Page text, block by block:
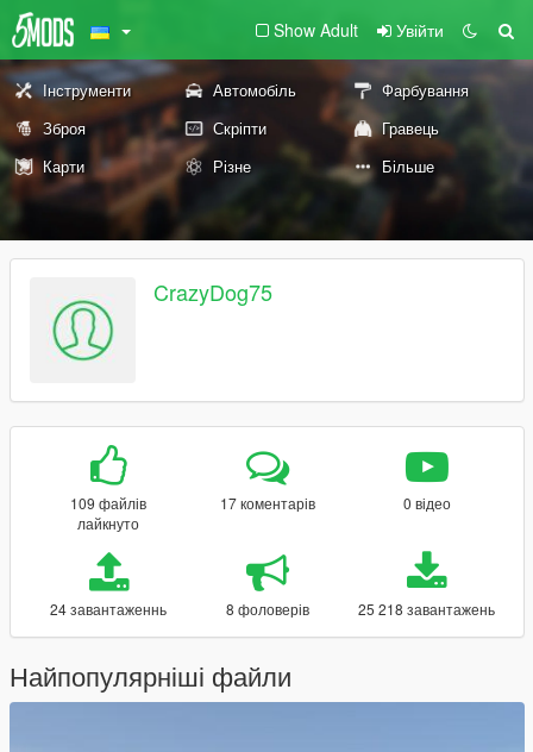
Show Adult Увійти
Інструменти Автомобіль
Фарбування
Зброя
Скріпти
Гравець
Карти
Різне Більше
CrazyDog75
109 файлів
лайкнуто
17 коментарів 0 відео
24 завантаженнь 8 фоловерів 25 218 завантажень
Найпопулярніші файли